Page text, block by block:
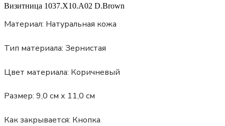
Визитница 1037.X10.A02 D.Brown
Материал: Натуральная кожа
Тип материала: Зернистая
Цвет материала: Коричневый
Размер: 9,0 см х 11,0 см
Как закрывается: Кнопка